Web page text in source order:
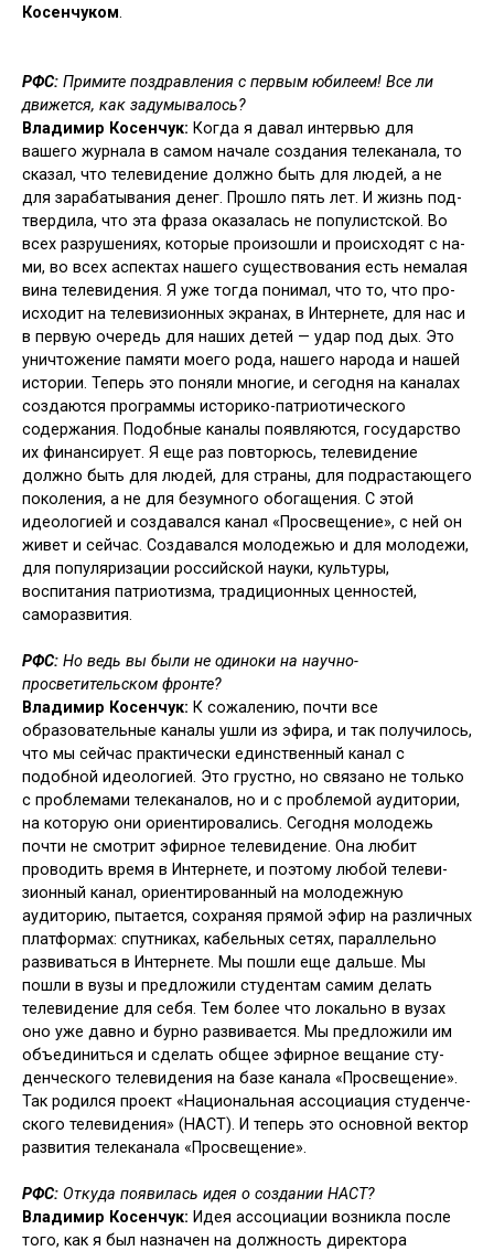
Косенчуком.
РФС: Примите поздравления с первым юбилеем! Все ли
движется, как заду­мывалось?
Владимир Косенчук: Когда я давал интервью для
вашего журнала в са­мом начале создания телеканала, то
сказал, что телевидение должно быть для людей, а не
для зарабатывания денег. Прошло пять лет. И жизнь под­
твердила, что эта фраза оказалась не популистской. Во
всех разрушениях, которые произошли и происходят с на­
ми, во всех аспектах нашего существо­вания есть немалая
вина телевидения. Я уже тогда понимал, что то, что про­
исходит на телевизионных экранах, в Интернете, для нас и
в первую очередь для наших детей — удар под дых. Это
уничтожение памяти моего рода, на­шего народа и нашей
истории. Теперь это поняли многие, и сегодня на кана­лах
создаются программы историко-патриотического
содержания. Подоб­ные каналы появляются, государство
их финансирует. Я еще раз повторюсь, телевидение
должно быть для людей, для страны, для подрастающего
поко­ления, а не для безумного обогащения. С этой
идеологией и создавался ка­нал «Просвещение», с ней он
живет и сейчас. Создавался молодежью и для молодежи,
для популяризации российской науки, культуры,
воспитания патриотизма, традиционных ценностей,
саморазвития.
РФС: Но ведь вы были не одиноки на научно-
просветительском фронте?
Владимир Косенчук: К сожалению, почти все
образовательные каналы ушли из эфира, и так получилось,
что мы сейчас практически единствен­ный канал с
подобной идеологией. Это грустно, но связано не только
с проблемами телеканалов, но и с про­блемой аудитории,
на которую они ориентировались. Сегодня молодежь
почти не смотрит эфирное телеви­дение. Она любит
проводить время в Интернете, и поэтому любой телеви­
зионный канал, ориентированный на молодежную
аудиторию, пытается, сохраняя прямой эфир на различных
платформах: спутниках, кабельных сетях, параллельно
развиваться в Ин­тернете. Мы пошли еще дальше. Мы
пошли в вузы и предложили студен­там самим делать
телевидение для себя. Тем более что локально в вузах
оно уже давно и бурно развивается. Мы предложили им
объединиться и сделать общее эфирное вещание сту­
денческого телевидения на базе кана­ла «Просвещение».
Так родился проект «Национальная ассоциация студенче­
ского телевидения» (НАСТ). И теперь это основной вектор
развития телека­нала «Просвещение».
РФС: Откуда появилась идея о созда­нии НАСТ?
Владимир Косенчук: Идея ассоци­ации возникла после
того, как я был назначен на должность директора